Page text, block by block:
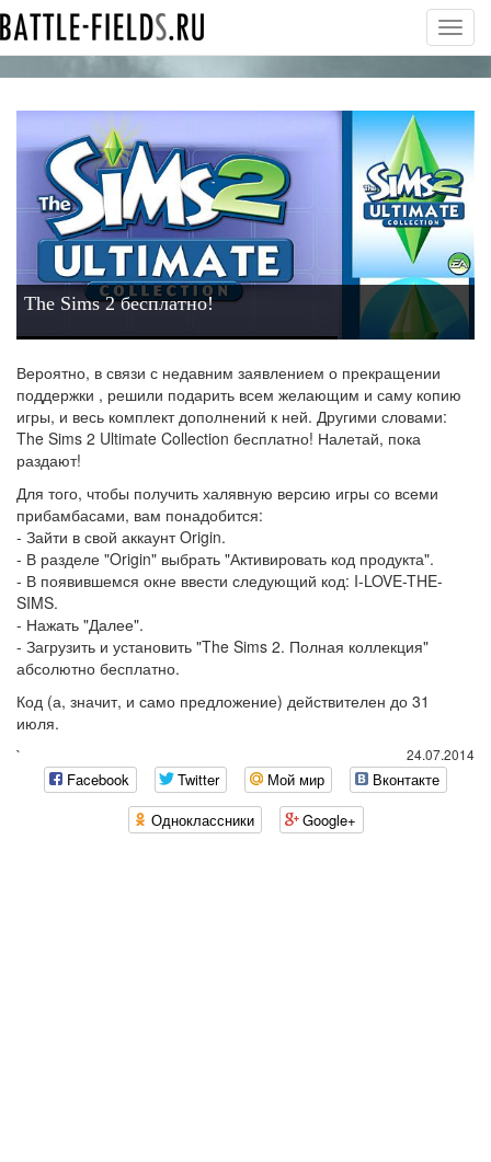
The Sims 2 бесплатно!
Вероятно, в связи с недавним заявлением о прекращении
поддержки , решили подарить всем желающим и саму копию
игры, и весь комплект дополнений к ней. Другими словами:
The Sims 2 Ultimate Collection бесплатно! Налетай, пока
раздают!
Для того, чтобы получить халявную версию игры со всеми
прибамбасами, вам понадобится:
- Зайти в свой аккаунт Origin.
- В разделе "Origin" выбрать "Активировать код продукта".
- В появившемся окне ввести следующий код: I-LOVE-THE-
SIMS.
- Нажать "Далее".
- Загрузить и установить "The Sims 2. Полная коллекция"
абсолютно бесплатно.
Код (а, значит, и само предложение) действителен до 31
июля.
24.07.2014
`
Facebook Twitter Мой мир
Вконтакте
Одноклассники
Google+